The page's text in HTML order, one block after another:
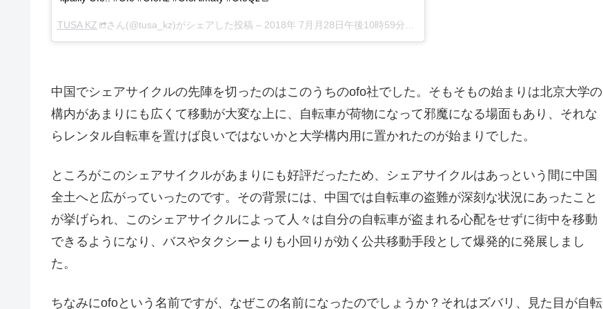
TUSA KZ さん(@tusa_kz)がシェアした投稿 – 2018年 7月月28日午後10時59分PDT
中国でシェアサイクルの先陣を切ったのはこのうちのofo社でした。そもそもの始まりは北京大学の
構内があまりにも広くて移動が大変な上に、自転車が荷物になって邪魔になる場面もあり、それな
らレンタル自転車を置けば良いではないかと大学構内用に置かれたのが始まりでした。
ところがこのシェアサイクルがあまりにも好評だったため、シェアサイクルはあっという間に中国
全土へと広がっていったのです。その背景には、中国では自転車の盗難が深刻な状況にあったこと
が挙げられ、このシェアサイクルによって人々は自分の自転車が盗まれる心配をせずに街中を移動
できるようになり、バスやタクシーよりも小回りが効く公共移動手段として爆発的に発展しまし
た。
ちなみにofoという名前ですが、なぜこの名前になったのでしょうか？それはズバリ、見た目が自転